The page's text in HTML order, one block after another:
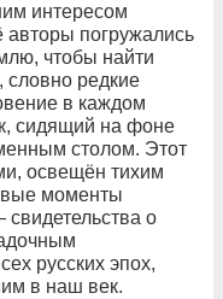
интересом
авторы погружались
чтобы найти
редкие
в каждом
сидящий на фоне
столом. Этот
освещён тихим
моменты
о
русских эпох,
в наш век.